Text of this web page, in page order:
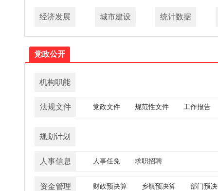
经济发展 城市建设 统计数据
党政公开
机构职能
法规文件 党政文件 规范性文件 工作报告
规划计划
人事信息 人事任免 求职招聘
资金管理 财政预决算 乡镇预决算 部门预